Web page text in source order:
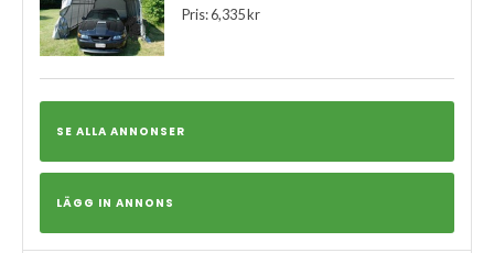
Pris: 6,335 kr
SE ALLA ANNONSER
LÄGG IN ANNONS